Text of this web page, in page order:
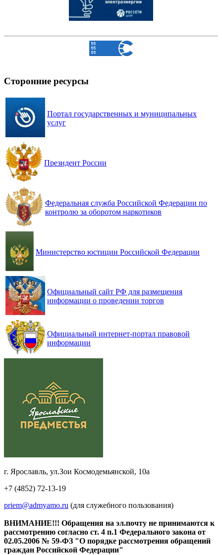
Сторонние ресурсы
Портал государственных и муниципальных
услуг
Президент России
Федеральная служба Российской Федерации по
контролю за оборотом наркотиков
Министерство юстиции Российской Федерации
Официальный сайт РФ для размещения
информации о проведении торгов
Официальный интернет-портал правовой
информации
г. Ярославль, ул.Зои Космодемьянской, 10а
+7 (4852) 72-13-19
priem@admyamo.ru (для служебного пользования)
ВНИМАНИЕ!!! Обращения на эл.почту не принимаются к
рассмотрению согласно ст. 4 п.1 Федерального закона от
02.05.2006 № 59-ФЗ "О порядке рассмотрения обращений
граждан Российской Федерации"